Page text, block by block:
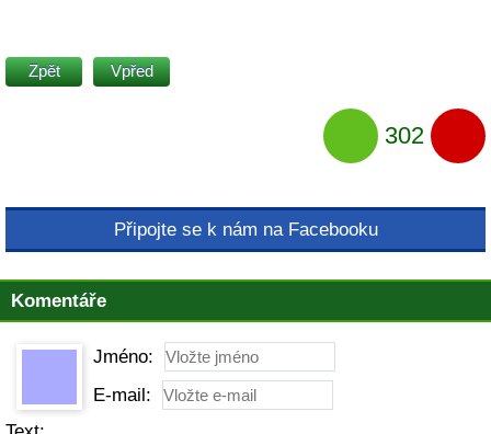
Zpět Vpřed
302
Připojte se k nám na Facebooku
Komentáře
Jméno:
E-mail: